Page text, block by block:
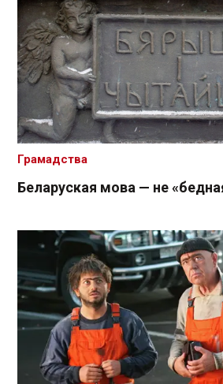
Беларуская мова — не
Грамадства